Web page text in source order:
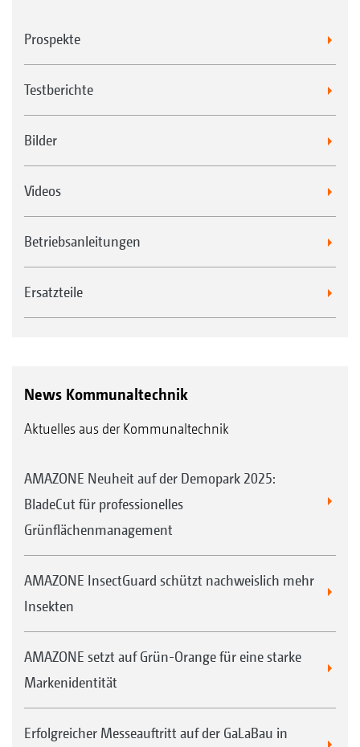
Prospekte
Testberichte
Bilder
Videos
Betriebsanleitungen
Ersatzteile
News Kommunaltechnik
Aktuelles aus der Kommunaltechnik
AMAZONE Neuheit auf der Demopark 2025:
BladeCut für professionelles
Grünflächenmanagement
AMAZONE InsectGuard schützt nachweislich mehr
Insekten
AMAZONE setzt auf Grün-Orange für eine starke
Markenidentität
Erfolgreicher Messeauftritt auf der GaLaBau in